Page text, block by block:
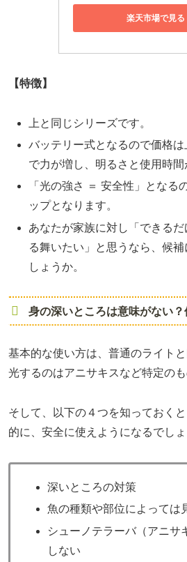
楽天市場で見る
【特徴】
上と同じシリーズです。
バッテリー式となるので価格
で力が増し、明るさと使用時間
「光の強さ ＝ 安全性」となる
ップとなります。
あなたが家族に対し「できる
る舞いたい」と思うなら、候
しょうか。
身の深いところは意味がない？
基本的な使い方は、普通のライト
光するのはアニサキスなど特定のも
そして、以下の４つを知っておく
的に、安全に使えようになるでしょ
深いところの対策
魚の種類や部位によっては
シューノテラーバ（アニサ
しない